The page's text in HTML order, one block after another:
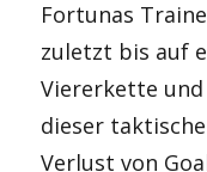
Fortunas
zuletzt bis auf
Viererkette
dieser
Verlust von